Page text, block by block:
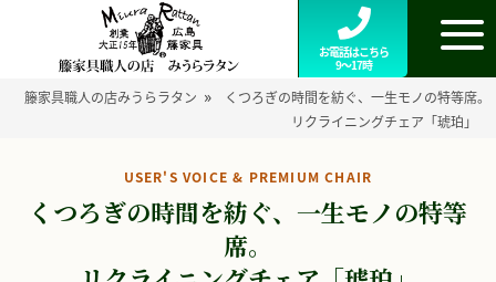
お電話はこちら
9～17時
籐家具職人の店みうらラタン »
くつろぎの時間を紡ぐ、一生モノの特等席。
リクライニングチェア「琥珀」
USER'S VOICE & PREMIUM CHAIR
くつろぎの時間を紡ぐ、一生モノの特等
席。